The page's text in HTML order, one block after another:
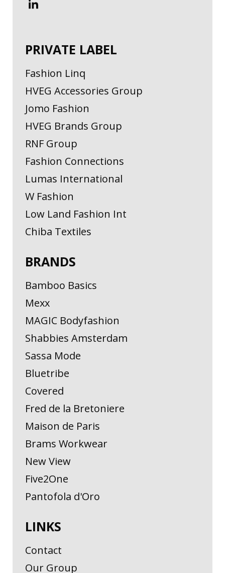
PRIVATE LABEL
Fashion Linq
HVEG Accessories Group
Jomo Fashion
HVEG Brands Group
RNF Group
Fashion Connections
Lumas International
W Fashion
Low Land Fashion Int
Chiba Textiles
BRANDS
Bamboo Basics
Mexx
MAGIC Bodyfashion
Shabbies Amsterdam
Sassa Mode
Bluetribe
Covered
Fred de la Bretoniere
Maison de Paris
Brams Workwear
New View
Five2One
Pantofola d'Oro
LINKS
Contact
Our Group